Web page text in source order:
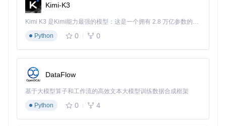
Kimi-K3
Kimi K3 是Kimi能力最强的模型：这是一个拥有 2.8 万亿参数的混合专家（MoE）模型，具备原生视觉理解能力，并支持 100 万 token 的上下文窗口。
Python
0 0
DataFlow
基于大模型算子和工作流的高效文本大模型训练数据合成框架
Python
0 4